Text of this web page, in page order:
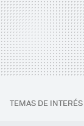
TEMAS DE INTERÉS